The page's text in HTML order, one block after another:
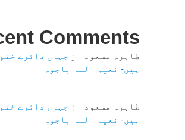
Comments
طاہرہ مسعود از جہاں دائرے
ہیں- نعیم اللہ باجوہ
طاہرہ مسعود از جہاں دائرے
ہیں- نعیم اللہ باجوہ